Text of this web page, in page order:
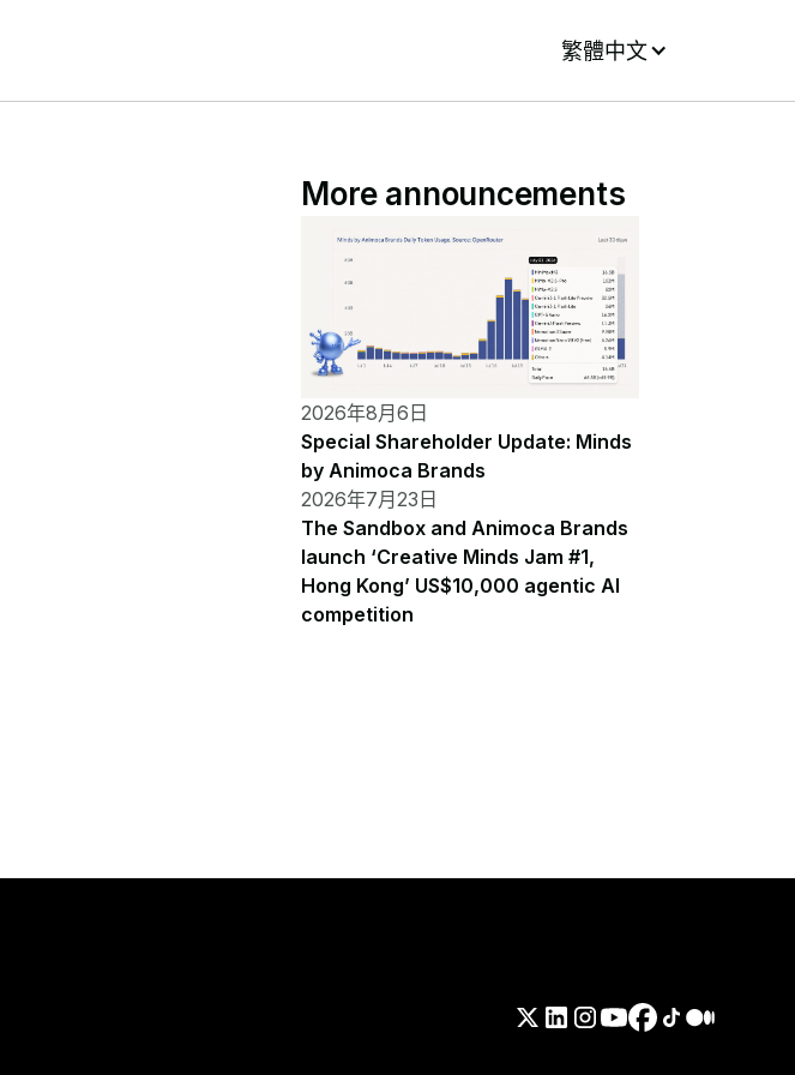
繁體中文
More announcements
2026年8月6日
Special Shareholder Update: Minds
by Animoca Brands
2026年7月23日
The Sandbox and Animoca Brands
launch ‘Creative Minds Jam #1,
Hong Kong’ US$10,000 agentic AI
competition